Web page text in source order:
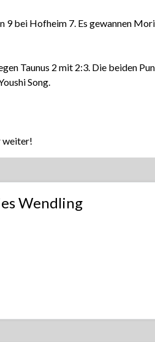
9 bei Hofheim 7. Es gewannen
Taunus 2 mit 2:3. Die beiden
Song.
weiter!
Wendling